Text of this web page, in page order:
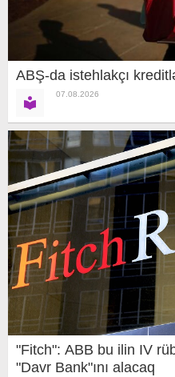
ABŞ-da istehlakçı
07.08.2026
"Fitch": ABB bu ilin IV
"Davr Bank"ını alacaq